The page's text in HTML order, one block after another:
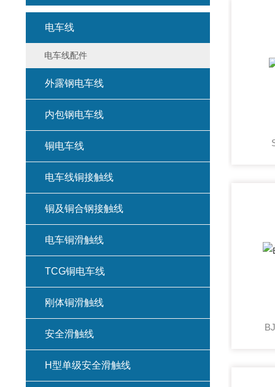
电车线
电车线配件
外露钢电车线
内包钢电车线
铜电车线
电车线铜接触线
铜及铜合钢接触线
电车铜滑触线
TCG铜电车线
刚体铜滑触线
安全滑触线
H型单级安全滑触线